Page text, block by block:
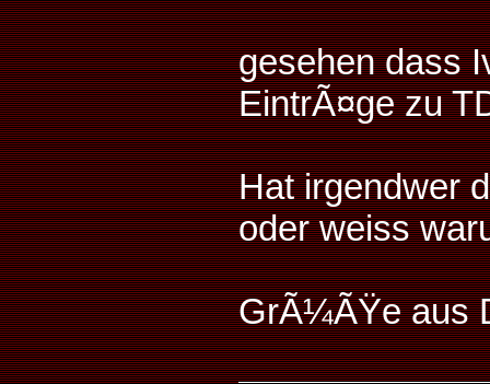
gesehen dass
EintrÃ¤ge zu
Hat irgendwer
oder weiss
GrÃ¼ÃŸe aus